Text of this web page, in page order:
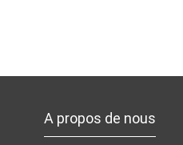
A propos de nous